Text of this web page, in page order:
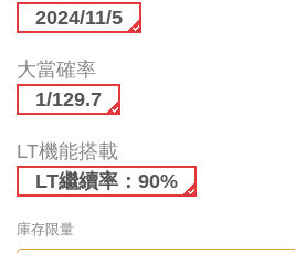
2024/11/5
大當確率
1/129.7
LT機能搭載
LT繼續率：90%
庫存限量